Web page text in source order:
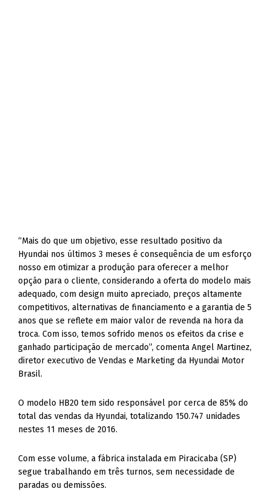
“Mais do que um objetivo, esse resultado positivo da
Hyundai nos últimos 3 meses é consequência de um esforço
nosso em otimizar a produção para oferecer a melhor
opção para o cliente, considerando a oferta do modelo mais
adequado, com design muito apreciado, preços altamente
competitivos, alternativas de financiamento e a garantia de 5
anos que se reflete em maior valor de revenda na hora da
troca. Com isso, temos sofrido menos os efeitos da crise e
ganhado participação de mercado”, comenta Angel Martinez,
diretor executivo de Vendas e Marketing da Hyundai Motor
Brasil.
O modelo HB20 tem sido responsável por cerca de 85% do
total das vendas da Hyundai, totalizando 150.747 unidades
nestes 11 meses de 2016.
Com esse volume, a fábrica instalada em Piracicaba (SP)
segue trabalhando em três turnos, sem necessidade de
paradas ou demissões.